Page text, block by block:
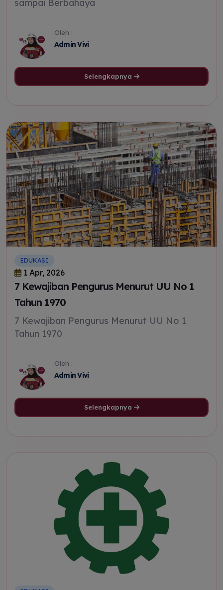
sampai Berbahaya
Oleh :
Admin Vivi
Selengkapnya
EDUKASI
1 Apr, 2026
7 Kewajiban Pengurus Menurut UU No 1
Tahun 1970
7 Kewajiban Pengurus Menurut UU No 1
Tahun 1970
Oleh :
Admin Vivi
Selengkapnya